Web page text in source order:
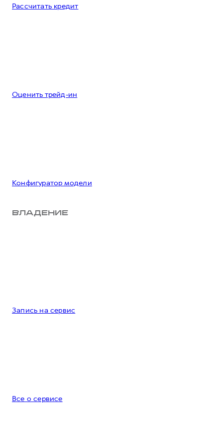
Рассчитать кредит
Оценить трейд-ин
Конфигуратор модели
ВЛАДЕНИЕ
Запись на сервис
Все о сервисе